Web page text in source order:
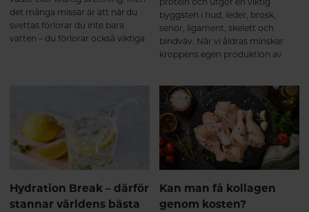
Ett multikollagen innehåller
kollagenpeptider från flera
naturliga källor och
kollagentyper. När peptiderna
tagits upp används de där
exempel i brosk, senor, ligament
och annan bindväv. De första
veckorna – kroppen börjar bygga
upp Under de första veckorna
sker förändringarna framför allt
på cellnivå. Kollagenpeptiderna
används som byggmaterial
kontinuerligt förnyas. Kroppen
omsätter ständigt kollagen, och
det många missar är att när du
svettas förlorar du inte bara
vatten – du förlorar också viktiga
byggsten i hud, leder, brosk,
senor, ligament, skelett och
bindväv. När vi åldras minskar
kroppens egen produktion av
med kollagentillskott. Alla
kollagenprodukter är dock inte
lika kompletta.
Hydration Break – därför
stannar världens bästa
Kan man få kollagen
genom kosten?